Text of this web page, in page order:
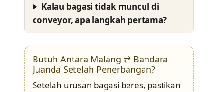
Kalau bagasi tidak muncul di
conveyor, apa langkah pertama?
Butuh Antara Malang ⇄ Bandara
Juanda Setelah Penerbangan?
Setelah urusan bagasi beres, pastikan